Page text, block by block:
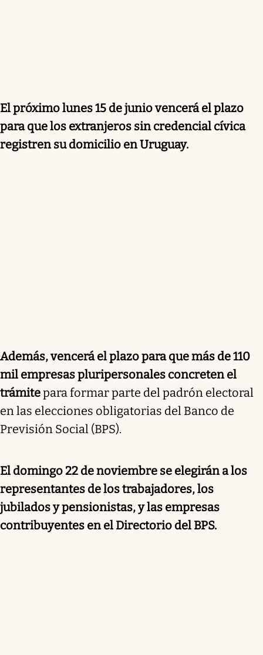
El próximo lunes 15 de junio vencerá el plazo
para que los extranjeros sin credencial cívica
registren su domicilio en Uruguay.
Además, vencerá el plazo para que más de 110
mil empresas pluripersonales concreten el
trámitepara formar parte del padrón electoral
en las elecciones obligatorias del Banco de
Previsión Social (BPS).
El domingo 22 de noviembre se elegirán a los
representantes de los trabajadores, los
jubilados y pensionistas, y las empresas
contribuyentes en el Directorio del BPS.